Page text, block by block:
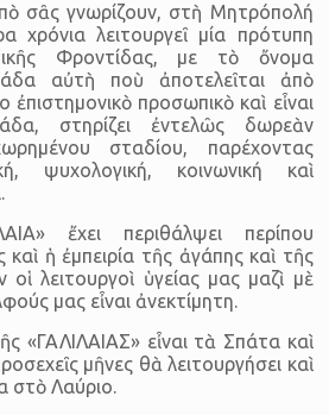
σᾶς γνωρίζουν, στὴ Μητρόπολή
χρόνια λειτουργεῖ μία πρότυπη
Φροντίδας, με τὸ ὄνομα
αὐτὴ ποὺ ἀποτελεῖται ἀπὸ
ἐπιστημονικὸ προσωπικὸ καὶ εἶναι
στηρίζει ἐντελῶς δωρεὰν
σταδίου, παρέχοντας
ψυχολογική, κοινωνική καὶ
ἔχει περιθάλψει περίπου
καὶ ἡ ἐμπειρία τῆς ἀγάπης καὶ τῆς
λειτουργοὶ ὑγείας μας μαζὶ μὲ
μας εἶναι ἀνεκτίμητη.
«ΓΑΛΙΛΑΙΑΣ» εἶναι τὰ Σπάτα καὶ
μῆνες θὰ λειτουργήσει καὶ
στὸ Λαύριο.